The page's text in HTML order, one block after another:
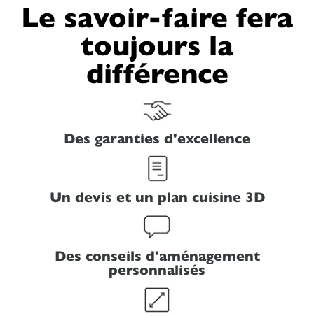
Le savoir-faire fera
toujours la
différence
Des garanties d'excellence
Un devis et un plan cuisine 3D
Des conseils d'aménagement
personnalisés